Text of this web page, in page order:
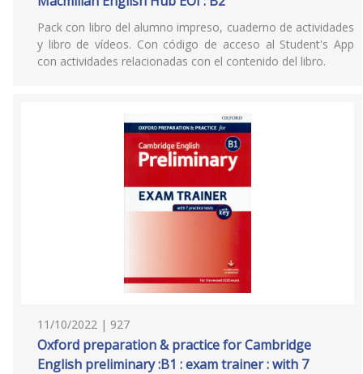
Pack con libro del alumno impreso, cuaderno de actividades
y libro de vídeos. Con código de acceso al Student's App
con actividades relacionadas con el contenido del libro.
11/10/2022 | 927
Oxford preparation & practice for Cambridge
English preliminary :B1 : exam trainer : with 7